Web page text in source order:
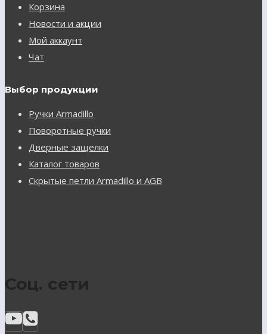
Корзина
Новости и акции
Мой аккаунт
Чат
Выбор продукции
Ручки Armadillo
Поворотные ручки
Дверные защелки
Каталог товаров
Скрытые петли Armadillo и AGB
Соц. сети